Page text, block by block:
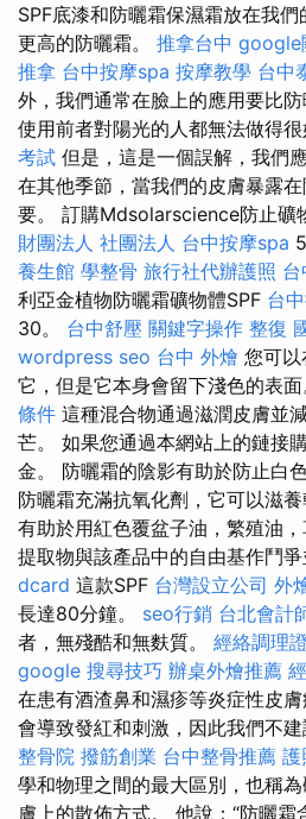
SPF底漆和防曬霜保濕霜放在我
更高的防曬霜。 推拿台中 google
推拿 台中按摩spa 按摩教學 台中
外，我們通常在臉上的應用要比
使用前者對陽光的人都無法做得很
考試 但是，這是一個誤解，我們
在其他季節，當我們的皮膚暴露
要。 訂購Mdsolarscience防止礦
財團法人 社團法人 台中按摩spa
養生館 學整骨 旅行社代辦護照
利亞金植物防曬霜礦物體SPF 台
30。 台中舒壓 關鍵字操作 整復
wordpress seo 台中 外燴 您可以
它，但是它本身會留下淺色的表面
條件 這種混合物通過滋潤皮膚並
芒。 如果您通過本網站上的鏈接
金。 防曬霜的陰影有助於防止白
防曬霜充滿抗氧化劑，它可以滋
有助於用紅色覆盆子油，繁殖油
提取物與該產品中的自由基作鬥爭
dcard 這款SPF 台灣設立公司 外
長達80分鐘。 seo行銷 台北會計
者，無殘酷和無麩質。 經絡調理
google 搜尋技巧 辦桌外燴推薦
在患有酒渣鼻和濕疹等炎症性皮
會導致發紅和刺激，因此我們不建
整骨院 撥筋創業 台中整骨推薦 護
學和物理之間的最大區別，也稱
膚上的散佈方式。 他說：“防曬